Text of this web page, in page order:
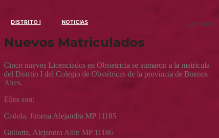
DISTRITO I NOTICIAS 25/11/2016
Nuevos Matriculados
Cinco nuevos Licenciados en Obstetricia se sumaron a la matrícula
del Distrtio I del Colegio de Obstétricas de la provincia de Buenos
Aires.
Ellos son:
Cedola, Jimena Alejandra MP 11185
Gullotta, Alejandra Ailin MP 11186